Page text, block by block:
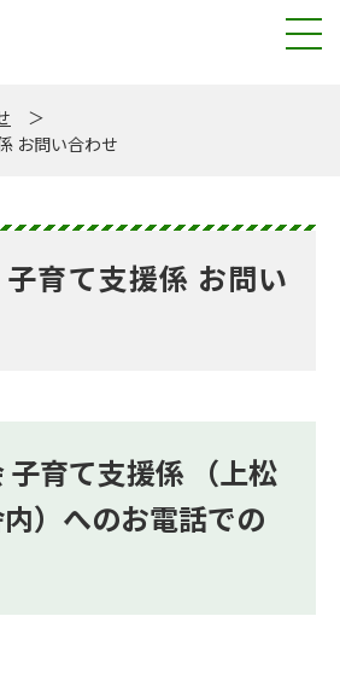
お問い合わせ
育て支援係 お問い
子育て支援係 （上松
）へのお電話での